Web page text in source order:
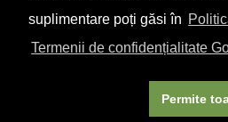
suplimentare poți găsi în
Termenii de confidențialitate
Permite
Politică de Confidențialitate